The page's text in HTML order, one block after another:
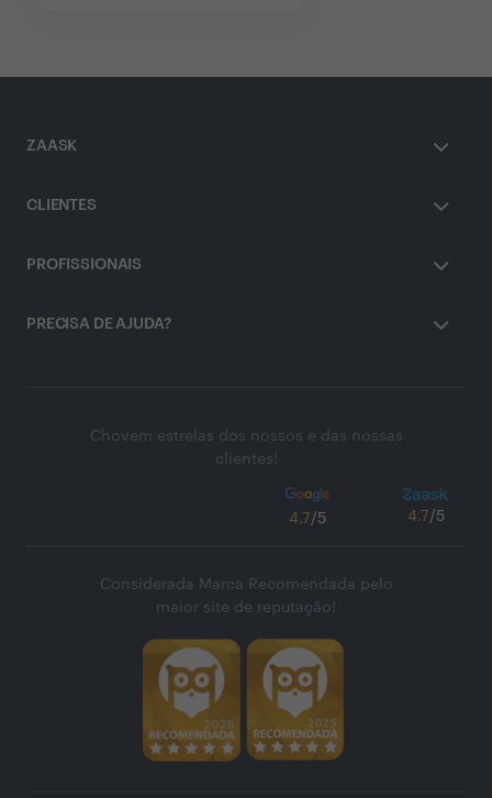
ZAASK
CLIENTES
PROFISSIONAIS
PRECISA DE AJUDA?
Chovem estrelas dos nossos e das nossas
clientes!
4.7/5 4.7/5
Considerada Marca Recomendada pelo
maior site de reputação!